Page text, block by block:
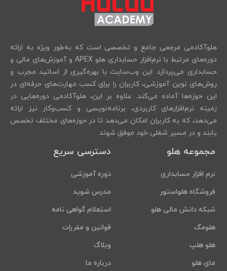
هلوآکادمی مرجعی جامع و تخصصی است که به‌طور ویژه به ارائه
دوره‌های مرتبط با نرم‌افزار حسابداری هلو APEX و آموزش‌های مالی و
حسابداری می‌پردازد. این وب‌سایت با بهره‌گیری از اساتید مجرب و
روش‌های نوین آموزشی، کاربران را برای کسب مهارت‌های حرفه‌ای در
این حوزه‌ها آماده می‌کند. علاوه بر این، هلوآکادمی دوره‌هایی در
زمینه نرم‌افزارهای کاربردی، برنامه‌نویسی و کسب‌وکار نیز ارائه
می‌دهد، که به کاربران امکان می‌دهد تا در حوزه‌های مختلف تخصص
یابند و در مسیر شغلی خود موفق شوند.
مجموعه هلو
نرم افزار حسابداری
فروشگاه هلواستور
شبکه دانش مالی هلو
هلومگ
هلو هلپ
مای هلو
دسترسی سریع
دوره آموزشی
مدرس شوید
استعلام گواهی نامه
قوانین و مقررات
وبلاگ
درباره ما